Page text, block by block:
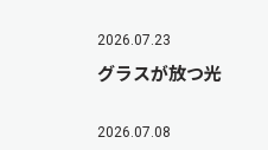
2026.07.23
グラスが放つ光
2026.07.08